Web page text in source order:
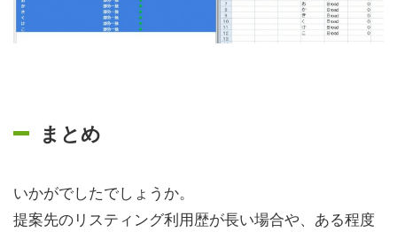
まとめ
いかがでしたでしょうか。
提案先のリスティング利用歴が長い場合や、ある程度